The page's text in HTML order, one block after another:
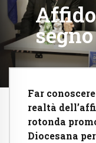
Far
realtà
rotonda
Diocesana